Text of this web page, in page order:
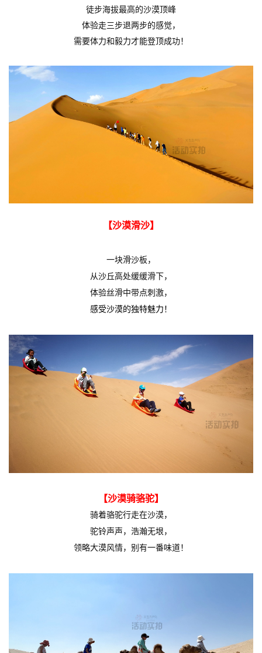
徒步海拔最高的沙漠顶峰
体验走三步退两步的感觉，
需要体力和毅力才能登顶成功！
【沙漠滑沙】
一块滑沙板，
从沙丘高处缓缓滑下，
体验丝滑中带点刺激，
感受沙漠的独特魅力！
【沙漠骑骆驼】
骑着骆驼行走在沙漠，
驼铃声声，浩瀚无垠，
领略大漠风情，别有一番味道！